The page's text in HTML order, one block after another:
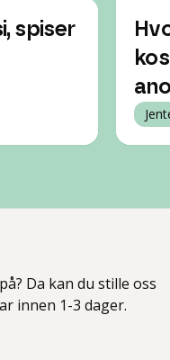
spiser
Da kan du stille oss
innen 1-3 dager.